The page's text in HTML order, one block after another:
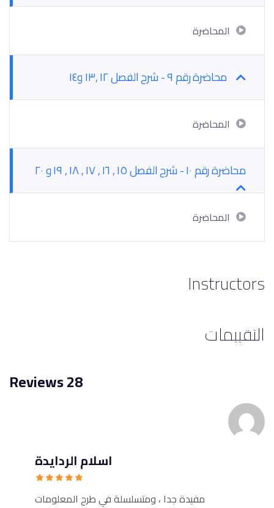
المحاضرة
محاضرة رقم ٩ - شرح الفصل ١٢ ,١٣ و١٤
المحاضرة
محاضرة رقم ١٠ - شرح الفصل ١٥ , ١٦ , ١٧ , ١٨ , ١٩ و ٢٠
المحاضرة
Instructors
التقييمات
28 Reviews
اسلام الردايدة
مفيدة جدا ، ومتسلسلة في طرح المعلومات